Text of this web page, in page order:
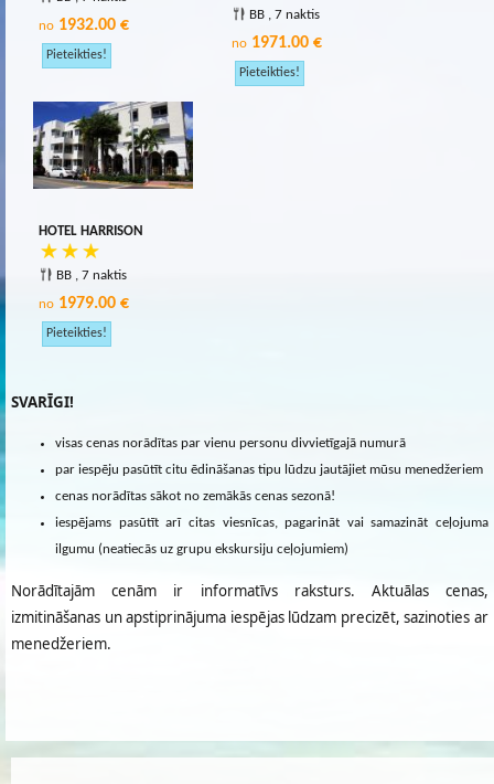
no 1932.00 €
BB , 7 naktis
no 1971.00 €
HOTEL HARRISON
BB , 7 naktis
no 1979.00 €
SVARĪGI!
visas cenas norādītas par vienu personu divvietīgajā numurā
par iespēju pasūtīt citu ēdināšanas tipu lūdzu jautājiet mūsu menedžeriem
cenas norādītas sākot no zemākās cenas sezonā!
iespējams pasūtīt arī citas viesnīcas, pagarināt vai samazināt ceļojuma
ilgumu (neatiecās uz grupu ekskursiju ceļojumiem)
Norādītajām cenām ir informatīvs raksturs. Aktuālas cenas,
izmitināšanas un apstiprinājuma iespējas lūdzam precizēt, sazinoties ar
menedžeriem.